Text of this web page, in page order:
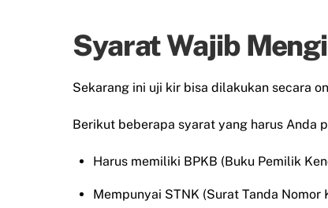
Syarat Wajib
Sekarang ini uji kir bisa dilakukan secara
Berikut beberapa syarat yang harus Anda
Harus memiliki BPKB (Buku Pemilik
Mempunyai STNK (Surat Tanda Nomor